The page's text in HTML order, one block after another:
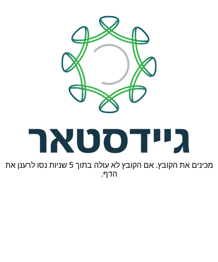
מכינים את הקובץ. אם הקובץ לא עולה בתוך 5 שניות נסו לרענן את
הדף.